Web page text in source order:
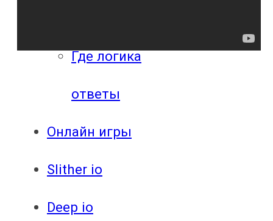
Где логика
ответы
Онлайн игры
Slither io
Deep io